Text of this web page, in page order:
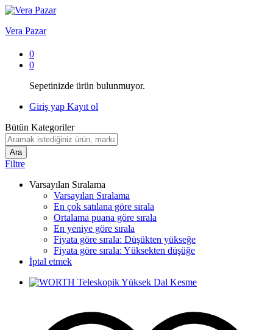
Vera Pazar
0
0
Sepetinizde ürün bulunmuyor.
Giriş yap Kayıt ol
Bütün Kategoriler
Ara
Filtre
Varsayılan Sıralama
Varsayılan Sıralama
En çok satılana göre sırala
Ortalama puana göre sırala
En yeniye göre sırala
Fiyata göre sırala: Düşükten yükseğe
Fiyata göre sırala: Yüksekten düşüğe
İptal etmek